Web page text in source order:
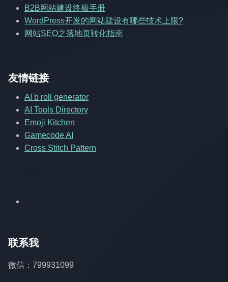
B2B网站建设终极手册
WordPress开发的网站建设有哪些技术上限?
网站SEO之落地页转化指南
友情链接
AI b roll generator
AI Tools Directory
Emoji Kitchen
Gamecode AI
Cross Stitch Pattern
联系我
微信：799931099